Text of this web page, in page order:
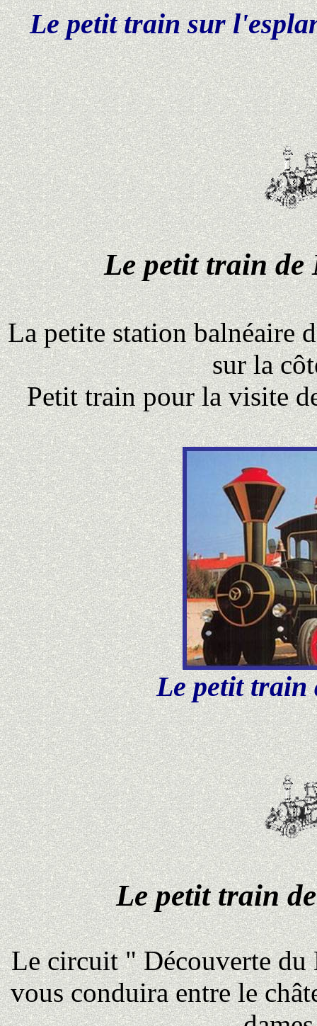
Le petit train sur
Le petit train de
La petite station balnéaire
sur la
Petit train pour la visite
Le petit train
Le petit train
Le circuit " Découverte du
vous conduira entre le